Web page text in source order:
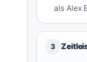
als Alex
3